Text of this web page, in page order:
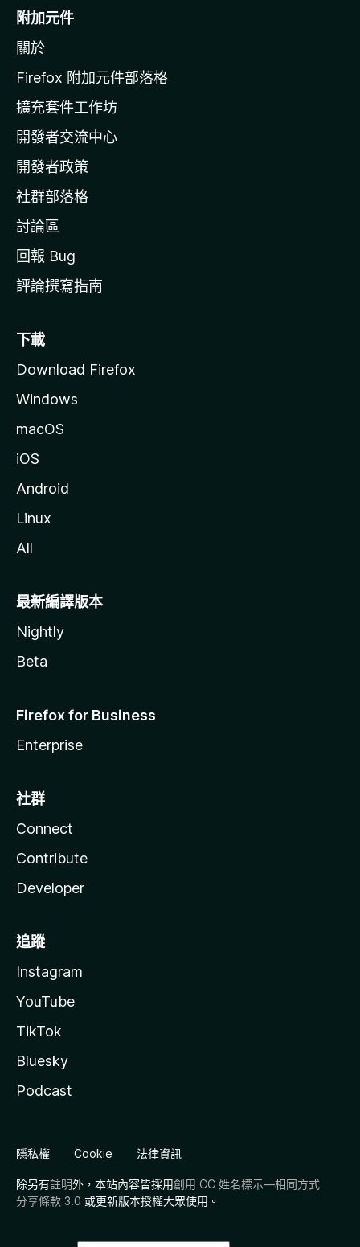
o
i
l
a
官
網
附加元件
關於
Firefox 附加元件部落格
擴充套件工作坊
開發者交流中心
開發者政策
社群部落格
討論區
回報 Bug
評論撰寫指南
下載
Download Firefox
Windows
macOS
iOS
Android
Linux
All
最新編譯版本
Nightly
Beta
Firefox for Business
Enterprise
社群
Connect
Contribute
Developer
追蹤
Instagram
YouTube
TikTok
Bluesky
Podcast
隱私權 Cookie 法律資訊
除另有註明外，本站內容皆採用創用 CC 姓名標示—相同方式
分享條款 3.0 或更新版本授權大眾使用。